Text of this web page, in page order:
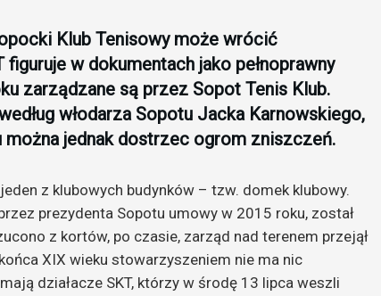
Klub Tenisowy może wrócić
w dokumentach jako pełnoprawny
zarządzane są przez Sopot Tenis Klub.
włodarza Sopotu Jacka Karnowskiego,
można jednak dostrzec ogrom zniszczeń.
z klubowych budynków – tzw. domek klubowy.
prezydenta Sopotu umowy w 2015 roku, został
z kortów, po czasie, zarząd nad terenem przejął
XIX wieku stowarzyszeniem nie ma nic
działacze SKT, którzy w środę 13 lipca weszli